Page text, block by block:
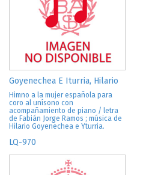
Goyenechea E Iturria, Hilario
Himno a la mujer española para
coro al unísono con
acompañamiento de piano / letra
de Fabián Jorge Ramos ; música de
Hilario Goyenechea e Yturria.
LQ-970